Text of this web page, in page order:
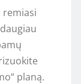
remiasi
planą.